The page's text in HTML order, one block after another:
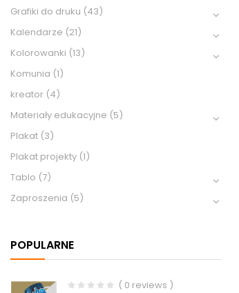
Grafiki do druku (43)
Kalendarze (21)
Kolorowanki (13)
Komunia (1)
kreator (4)
Materiały edukacyjne (5)
Plakat (3)
Plakat projekty (1)
Tablo (7)
Zaproszenia (5)
POPULARNE
( 0 reviews )